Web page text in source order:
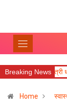
Breaking News
: मुख्यमंत्री धामी
Home